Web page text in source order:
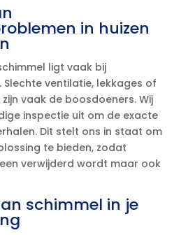
in huizen
ligt vaak bij
ventilatie, lekkages of
vaak de boosdoeners.​ Wij
inspectie uit om de exacte
Dit stelt ons in staat om
te bieden, zodat
verwijderd wordt maar ook
schimmel in je